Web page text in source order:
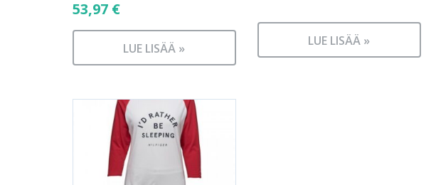
53,97 €
LUE LISÄÄ » LUE LISÄÄ »